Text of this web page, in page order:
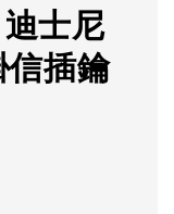
士尼
信插鑰